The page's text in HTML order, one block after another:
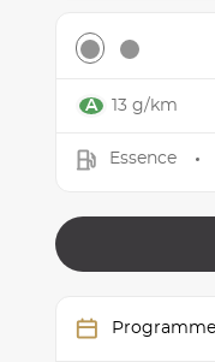
13 g/km
Essence